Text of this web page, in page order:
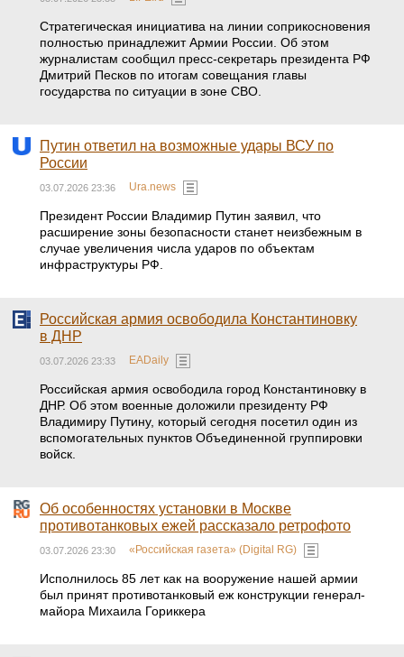
Стратегическая инициатива на линии соприкосновения
полностью принадлежит Армии России. Об этом
журналистам сообщил пресс-секретарь президента РФ
Дмитрий Песков по итогам совещания главы
государства по ситуации в зоне СВО.
Путин ответил на возможные удары ВСУ по
России
03.07.2026 23:36 Ura.news
Президент России Владимир Путин заявил, что
расширение зоны безопасности станет неизбежным в
случае увеличения числа ударов по объектам
инфраструктуры РФ.
Российская армия освободила Константиновку
в ДНР
03.07.2026 23:33 EADaily
Российская армия освободила город Константиновку в
ДНР. Об этом военные доложили президенту РФ
Владимиру Путину, который сегодня посетил один из
вспомогательных пунктов Объединенной группировки
войск.
Об особенностях установки в Москве
противотанковых ежей рассказало ретрофото
03.07.2026 23:30 «Российская газета» (Digital RG)
Исполнилось 85 лет как на вооружение нашей армии
был принят противотанковый еж конструкции генерал-
майора Михаила Гориккера